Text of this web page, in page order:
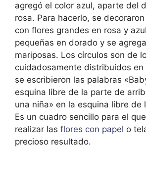
agregó el color azul, aparte del
rosa. Para hacerlo, se
con flores grandes en rosa y
pequeñas en dorado y se
mariposas. Los círculos son de
cuidadosamente distribuidos en
se escribieron las palabras
esquina libre de la parte de
una niña» en la esquina libre de
Es un cuadro sencillo para el
realizar las flores con papel o
precioso resultado.